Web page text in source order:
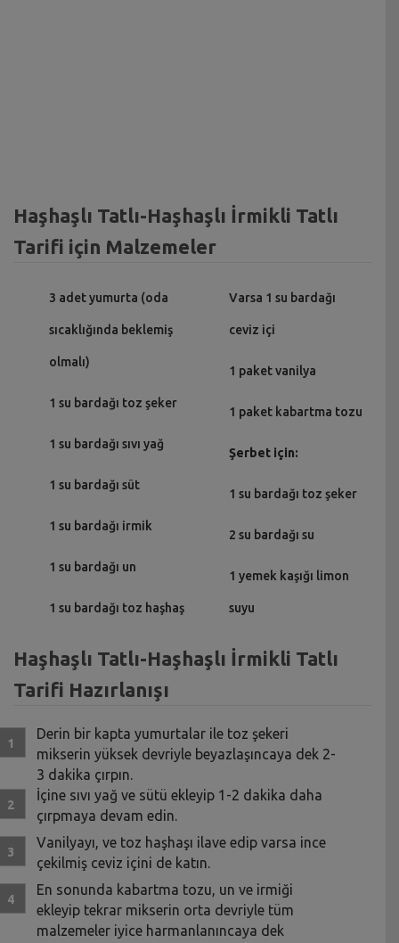
Haşhaşlı Tatlı-Haşhaşlı İrmikli Tatlı
Tarifi için Malzemeler
3 adet yumurta (oda
sıcaklığında beklemiş
olmalı)
1 su bardağı toz şeker
1 su bardağı sıvı yağ
1 su bardağı süt
1 su bardağı irmik
1 su bardağı un
1 su bardağı toz haşhaş
Varsa 1 su bardağı
ceviz içi
1 paket vanilya
1 paket kabartma tozu
Şerbet için:
1 su bardağı toz şeker
2 su bardağı su
1 yemek kaşığı limon
suyu
Haşhaşlı Tatlı-Haşhaşlı İrmikli Tatlı
Tarifi Hazırlanışı
Derin bir kapta yumurtalar ile toz şekeri
mikserin yüksek devriyle beyazlaşıncaya dek 2-
3 dakika çırpın.
İçine sıvı yağ ve sütü ekleyip 1-2 dakika daha
çırpmaya devam edin.
Vanilyayı, ve toz haşhaşı ilave edip varsa ince
çekilmiş ceviz içini de katın.
En sonunda kabartma tozu, un ve irmiği
ekleyip tekrar mikserin orta devriyle tüm
malzemeler iyice harmanlanıncaya dek